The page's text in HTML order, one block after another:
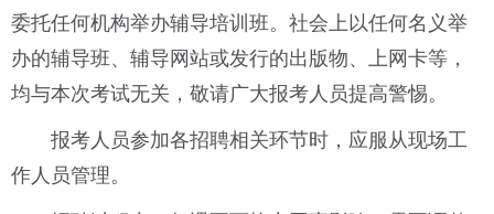
委托任何机构举办辅导培训班。社会上以任何名义举
办的辅导班、辅导网站或发行的出版物、上网卡等，
均与本次考试无关，敬请广大报考人员提高警惕。
报考人员参加各招聘相关环节时，应服从现场工
作人员管理。